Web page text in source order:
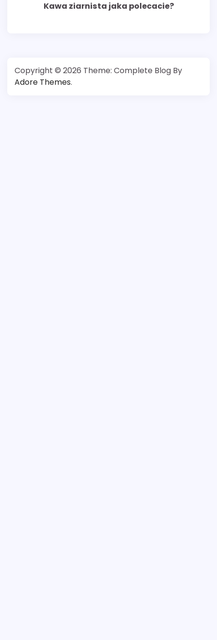
Kawa ziarnista jaka polecacie?
Copyright © 2026 Theme: Complete Blog By
Adore Themes.